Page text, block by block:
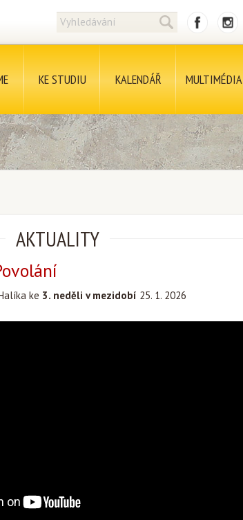
KE STUDIU KALENDÁŘ MULTIMÉDIA
AKTUALITY
ke 3. neděli v mezidobí 25. 1. 2026